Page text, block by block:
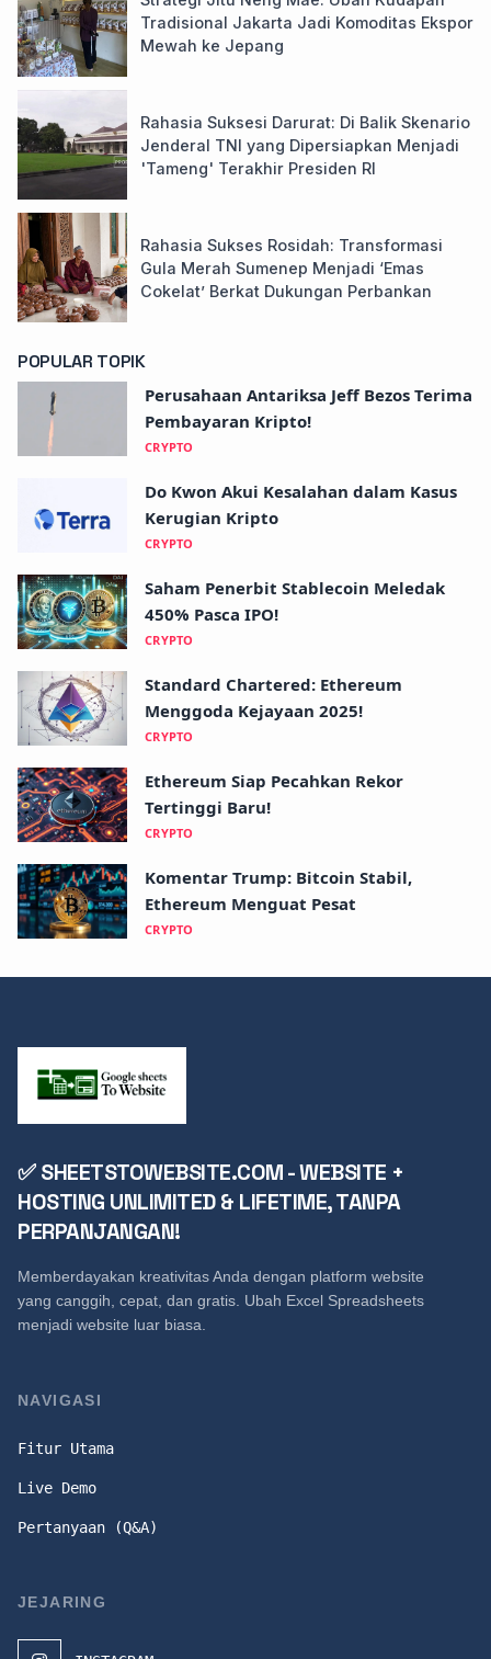
Tradisional Jakarta Jadi Komoditas Ekspor
Mewah ke Jepang
Rahasia Suksesi Darurat: Di Balik Skenario
Jenderal TNI yang Dipersiapkan Menjadi
'Tameng' Terakhir Presiden RI
Rahasia Sukses Rosidah: Transformasi
Gula Merah Sumenep Menjadi ‘Emas
Cokelat’ Berkat Dukungan Perbankan
POPULAR TOPIK
Perusahaan Antariksa Jeff Bezos Terima
Pembayaran Kripto!
CRYPTO
Do Kwon Akui Kesalahan dalam Kasus
Kerugian Kripto
CRYPTO
Saham Penerbit Stablecoin Meledak
450% Pasca IPO!
CRYPTO
Standard Chartered: Ethereum
Menggoda Kejayaan 2025!
CRYPTO
Ethereum Siap Pecahkan Rekor
Tertinggi Baru!
CRYPTO
Komentar Trump: Bitcoin Stabil,
Ethereum Menguat Pesat
CRYPTO
✅ SHEETSTOWEBSITE.COM - WEBSITE +
HOSTING UNLIMITED & LIFETIME, TANPA
PERPANJANGAN!
Memberdayakan kreativitas Anda dengan platform website
yang canggih, cepat, dan gratis. Ubah Excel Spreadsheets
menjadi website luar biasa.
NAVIGASI
Fitur Utama
Live Demo
Pertanyaan (Q&A)
JEJARING